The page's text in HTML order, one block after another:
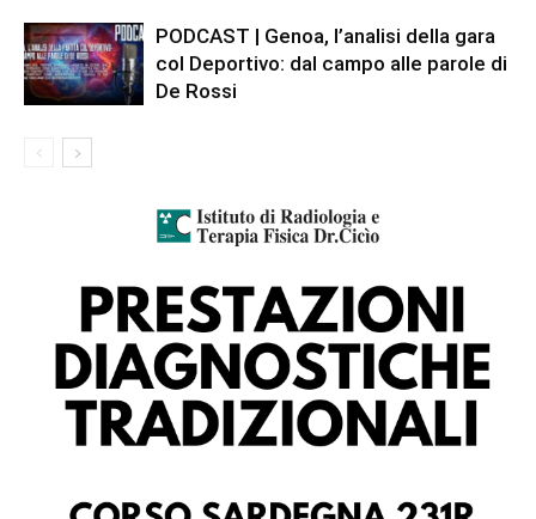
PODCAST | Genoa, l’analisi della gara
col Deportivo: dal campo alle parole di
De Rossi